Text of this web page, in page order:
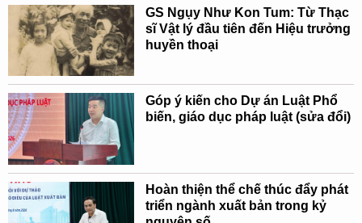
GS Ngụy Như Kon Tum: Từ Thạc
sĩ Vật lý đầu tiên đến Hiệu trưởng
huyền thoại
Góp ý kiến cho Dự án Luật Phổ
biến, giáo dục pháp luật (sửa đổi)
Hoàn thiện thể chế thúc đẩy phát
triển ngành xuất bản trong kỷ